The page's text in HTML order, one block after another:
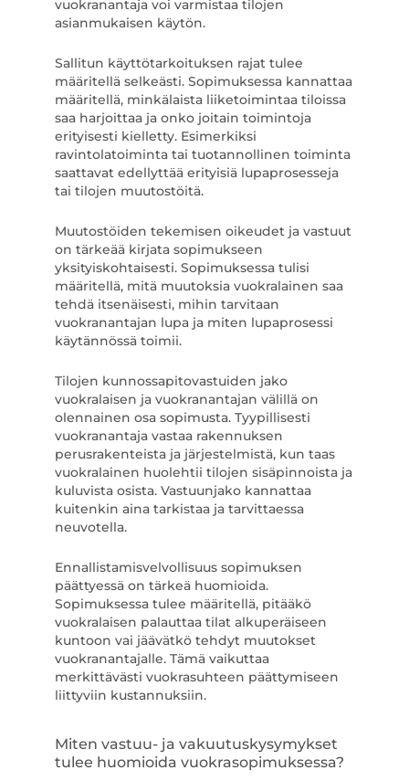
vuokranantaja voi varmistaa tilojen
asianmukaisen käytön.
Sallitun käyttötarkoituksen rajat tulee
määritellä selkeästi. Sopimuksessa kannattaa
määritellä, minkälaista liiketoimintaa tiloissa
saa harjoittaa ja onko joitain toimintoja
erityisesti kielletty. Esimerkiksi
ravintolatoiminta tai tuotannollinen toiminta
saattavat edellyttää erityisiä lupaprosesseja
tai tilojen muutostöitä.
Muutostöiden tekemisen oikeudet ja vastuut
on tärkeää kirjata sopimukseen
yksityiskohtaisesti. Sopimuksessa tulisi
määritellä, mitä muutoksia vuokralainen saa
tehdä itsenäisesti, mihin tarvitaan
vuokranantajan lupa ja miten lupaprosessi
käytännössä toimii.
Tilojen kunnossapitovastuiden jako
vuokralaisen ja vuokranantajan välillä on
olennainen osa sopimusta. Tyypillisesti
vuokranantaja vastaa rakennuksen
perusrakenteista ja järjestelmistä, kun taas
vuokralainen huolehtii tilojen sisäpinnoista ja
kuluvista osista. Vastuunjako kannattaa
kuitenkin aina tarkistaa ja tarvittaessa
neuvotella.
Ennallistamisvelvollisuus sopimuksen
päättyessä on tärkeä huomioida.
Sopimuksessa tulee määritellä, pitääkö
vuokralaisen palauttaa tilat alkuperäiseen
kuntoon vai jäävätkö tehdyt muutokset
vuokranantajalle. Tämä vaikuttaa
merkittävästi vuokrasuhteen päättymiseen
liittyviin kustannuksiin.
Miten vastuu- ja vakuutuskysymykset
tulee huomioida vuokrasopimuksessa?